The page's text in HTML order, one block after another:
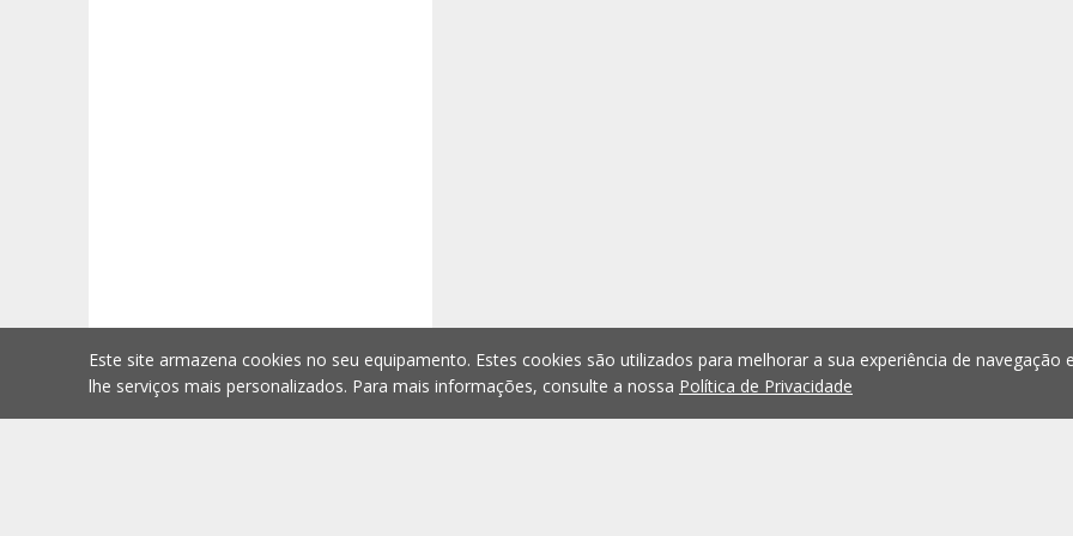
Este site armazena cookies no seu equipamento. Estes cookies são utilizados para melhorar a sua experiência de navegação
lhe serviços mais personalizados. Para mais informações, consulte a nossa Política de Privacidade